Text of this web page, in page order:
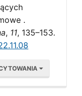
.
, 11, 135–153.